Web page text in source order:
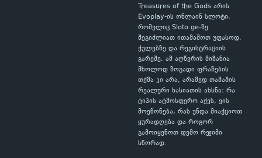
Treasures of the Gods არის
Evoplay-ის ონლაინ სლოტი,
რომელიც Sloto.ge-ზე
შეგიძლიათ ითამაშოთ უფასოდ,
ქულებზე და რეგისტრაციის
გარეშე. ამ აღწერის მიზანია
მხოლოდ ზოგადი ფრაზების
თქმა კი არა, არამედ თამაშის
რეალური ხასიათის ახსნა: რა
ტიპის ატმოსფერო აქვს, ვის
მოეწონება, რას უნდა მიაქციოთ
ყურადღება და როგორ
გამოიყენოთ დემო რეჟიმი
სწორად.